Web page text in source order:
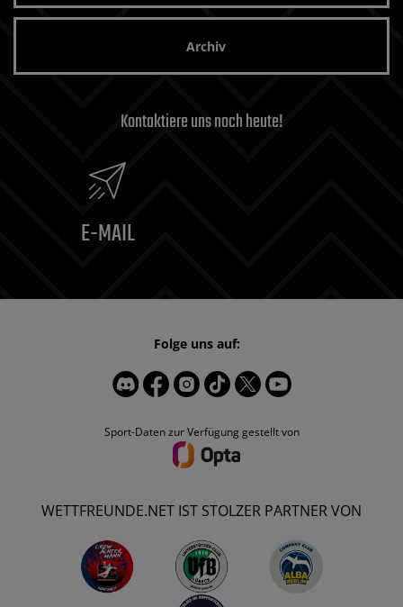
Archiv
Kontaktiere uns noch heute!
E-MAIL
Sport-Daten zur Verfügung gestellt von
Folge uns auf:
WETTFREUNDE.NET IST STOLZER PARTNER VON